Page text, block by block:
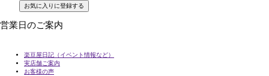
お気に入りに登録する
営業日のご案内
楽豆屋日記（イベント情報など）
実店舗ご案内
お客様の声